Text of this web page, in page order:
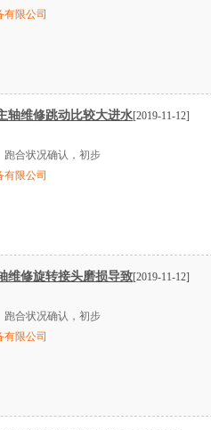
有限公司
轴维修跳动比较大进水[2019-11-12]
跑合状况确认，初步
有限公司
维修旋转接头磨损导致[2019-11-12]
跑合状况确认，初步
有限公司